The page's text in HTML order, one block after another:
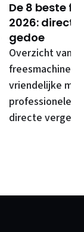
De 8 beste
2026: direct
gedoe
Overzicht van
freesmachines,
vriendelijke
professionele
directe